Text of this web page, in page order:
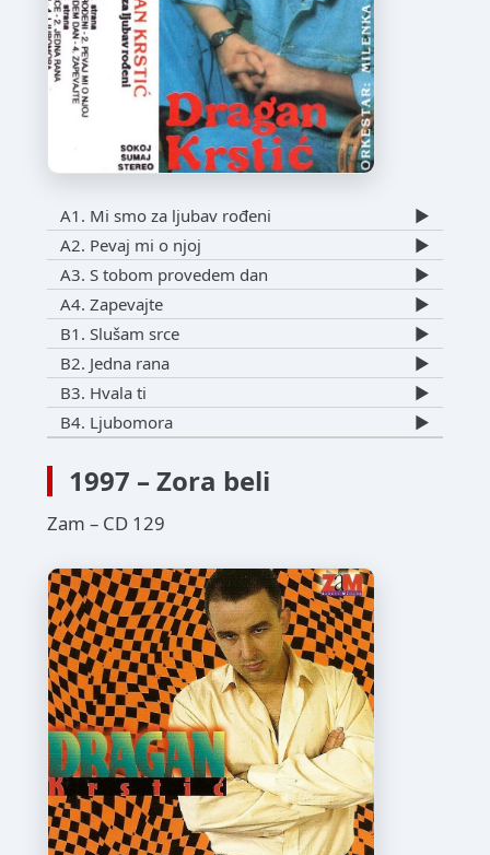
A1. Mi smo za ljubav rođeni
▶️
A2. Pevaj mi o njoj
▶️
A3. S tobom provedem dan
▶️
A4. Zapevajte
▶️
B1. Slušam srce
▶️
B2. Jedna rana
▶️
B3. Hvala ti
▶️
B4. Ljubomora
▶️
1997 – Zora beli
Zam – CD 129